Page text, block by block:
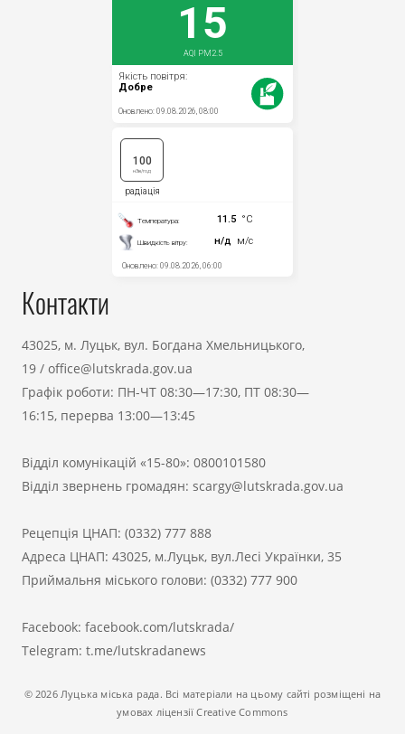
Контакти
43025, м. Луцьк, вул. Богдана Хмельницького,
19 / office@lutskrada.gov.ua
Графік роботи: ПН-ЧТ 08:30—17:30, ПТ 08:30—
16:15, перерва 13:00—13:45
Відділ комунікацій «15-80»: 0800101580
Відділ звернень громадян: scargy@lutskrada.gov.ua
Рецепція ЦНАП: (0332) 777 888
Адреса ЦНАП: 43025, м.Луцьк, вул.Лесі Українки, 35
Приймальня міського голови: (0332) 777 900
Facebook: facebook.com/lutskrada/
Telegram: t.me/lutskradanews
© 2026 Луцька міська рада. Всі матеріали на цьому сайті розміщені на
умовах ліцензії Creative Commons